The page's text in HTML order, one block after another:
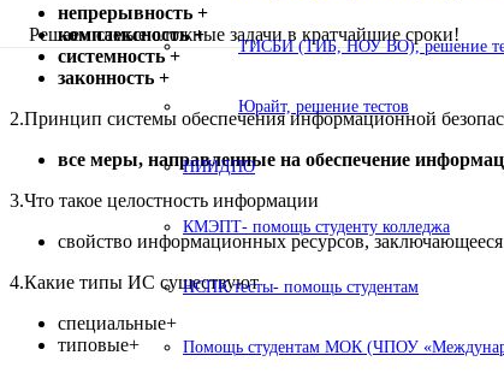
Решаем самые сложные задачи в кратчайшие сроки!
ТИСБИ (ТИБ, НОУ ВО), решение
Юрайт, решение тестов
НИИДПО
КМЭПТ- помощь студенту колледжа
НСПК тесты- помощь студентам
Помощь студентам МОК (ЧПОУ
непрерывность +
комплексность +
системность +
законность +
2.Принцип системы обеспечения информационной
все меры, направленные на обеспечение
3.Что такое целостность информации
свойство информационных ресурсов,
4.Какие типы ИС существуют
специальные+
типовые+